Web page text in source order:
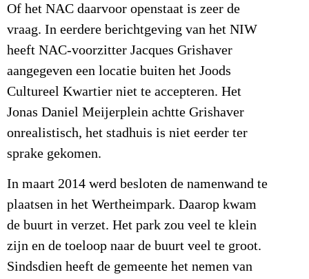
Of het NAC daarvoor openstaat is zeer de
vraag. In eerdere berichtgeving van het NIW
heeft NAC-voorzitter Jacques Grishaver
aangegeven een locatie buiten het Joods
Cultureel Kwartier niet te accepteren. Het
Jonas Daniel Meijerplein achtte Grishaver
onrealistisch, het stadhuis is niet eerder ter
sprake gekomen.
In maart 2014 werd besloten de namenwand te
plaatsen in het Wertheimpark. Daarop kwam
de buurt in verzet. Het park zou veel te klein
zijn en de toeloop naar de buurt veel te groot.
Sindsdien heeft de gemeente het nemen van